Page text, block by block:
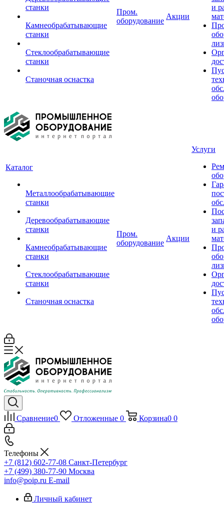
станки
Камнеобрабатывающие
станки
Стеклообрабатывающие
станки
Станочная оснастка
Пром.
оборудование
Акции
и
Каталог
Металлообрабатывающие
станки
Деревообрабатывающие
станки
Камнеобрабатывающие
станки
Стеклообрабатывающие
станки
Станочная оснастка
Пром.
оборудование
Акции
Услуги
и
Сравнение0 Отложенные 0 Корзина0 0
Телефоны
+7 (812) 602-77-08 Санкт-Петербург
+7 (499) 380-77-90 Москва
info@poip.ru E-mail
Личный кабинет